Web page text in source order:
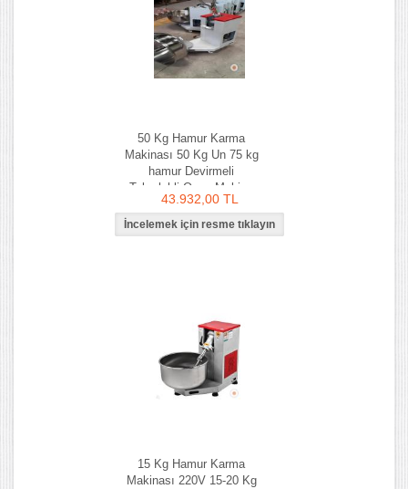
50 Kg Hamur Karma
Makinası 50 Kg Un 75 kg
hamur Devirmeli
Tekerlekli-Ozay Makina
43.932,00 TL
15 Kg Hamur Karma
Makinası 220V 15-20 Kg